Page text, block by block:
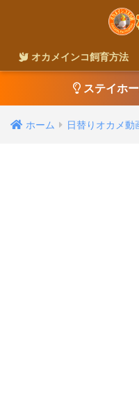
オカメインコ飼育方法
ステイホ
ホーム 日替りオカメ動